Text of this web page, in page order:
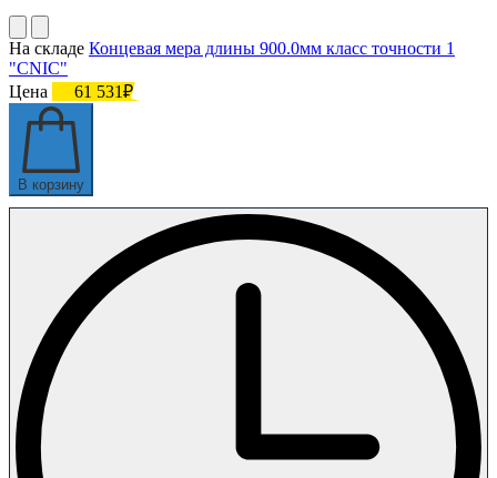
На складе Концевая мера длины 900.0мм класс точности 1
"CNIC"
Цена
61 531₽
В корзину